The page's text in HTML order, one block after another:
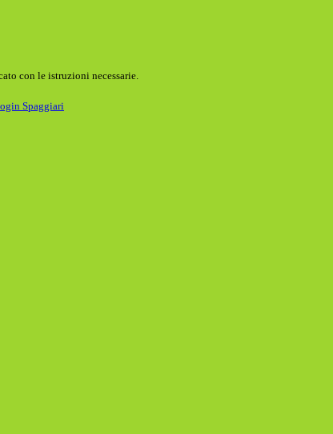
con le istruzioni necessarie.
Spaggiari